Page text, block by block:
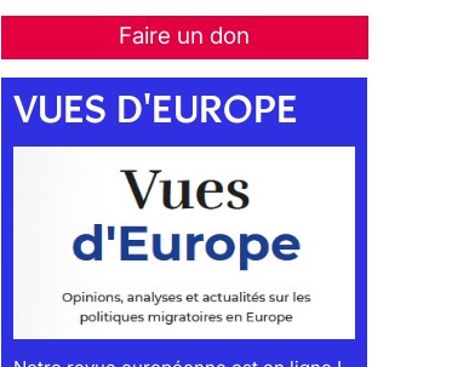
Faire un don
VUES D'EUROPE